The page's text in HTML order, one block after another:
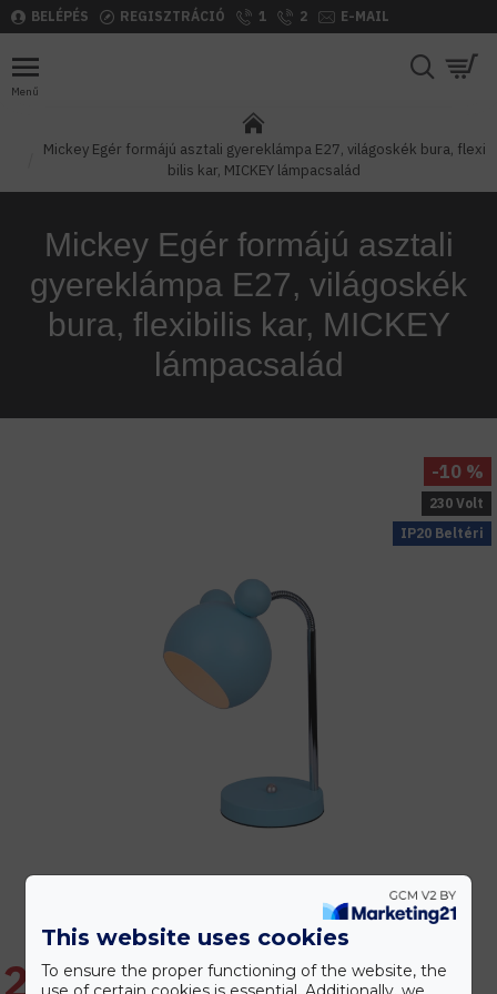
BELÉPÉS REGISZTRÁCIÓ 1 2 E-MAIL
Mickey Egér formájú asztali gyereklámpa E27, világoskék bura, flexi
bilis kar, MICKEY lámpacsalád
Mickey Egér formájú asztali
gyereklámpa E27, világoskék
bura, flexibilis kar, MICKEY
lámpacsalád
IP20 Beltéri
230 Volt
-10 %
23.639 Ft
This website uses cookies
To ensure the proper functioning of the website, the